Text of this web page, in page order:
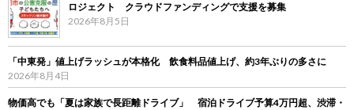
ロジェクト クラウドファンディングで支援を募集
2026年8月5日
「中東発」値上げラッシュが本格化 飲食料品値上げ、約3年ぶりの多さに
2026年8月4日
物価高でも「夏は家族で長距離ドライブ」 宿泊ドライブ予算4万円超、渋滞・